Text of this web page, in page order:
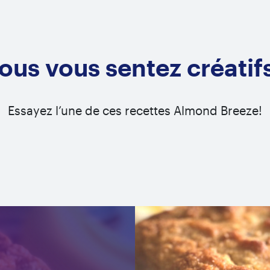
vous sentez
Essayez l’une de ces recettes Almond Breeze!